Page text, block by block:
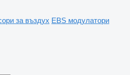
за въздух EBS модулатори